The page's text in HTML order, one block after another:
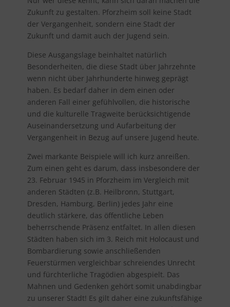
Zukunft zu gestalten. Pforzheim soll keine Stadt
der Vergangenheit, sondern eine Stadt der
Zukunft und damit auch der Jugend sein.
Diese Ausgangslage beinhaltet natürlich
Besonderheiten, die diese Stadt über Jahrzehnte
wenn nicht über Jahrhunderte hinweg geprägt
haben. Es bedarf daher in dem einen oder
anderen Fall einer gefühlvollen, die historische
und die kulturelle Tragweite berücksichtigende
Auseinandersetzung und Aufarbeitung der
Vergangenheit in Bezug auf unsere Jugend heute.
Zwei markante Beispiele will ich kurz anreißen.
Zum einen geht es darum, dass insbesondere der
23. Februar 1945 in Pforzheim im Vergleich mit
anderen Städten (z.B. Heilbronn, Stuttgart,
Dresden, Hamburg, Berlin) jedes Jahr eine
deutlich stärkere, das öffentliche Leben
beherrschende Präsenz entfaltet. In allen diesen
Städten haben sich im 3. Reich mit Holocaust und
Bombardierung sowie anschließenden
Feuerstürmen vergleichbar schreiendes Unrecht
und fürchterliche Tragödien abgespielt. Das
Mahnen und Gedenken gehört somit unabdingbar
zu unserer Stadt! Es gilt daher eine zukunftsfähige